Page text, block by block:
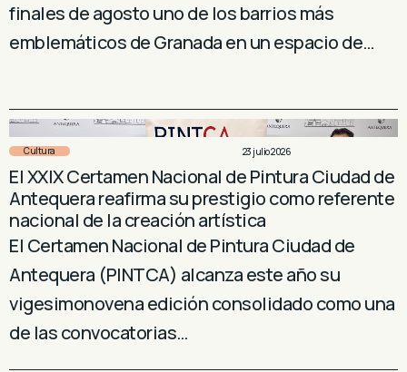
finales de agosto uno de los barrios más
emblemáticos de Granada en un espacio de…
Cultura 23 julio 2026
El XXIX Certamen Nacional de Pintura Ciudad de
Antequera reafirma su prestigio como referente
nacional de la creación artística
El Certamen Nacional de Pintura Ciudad de
Antequera (PINTCA) alcanza este año su
vigesimonovena edición consolidado como una
de las convocatorias…